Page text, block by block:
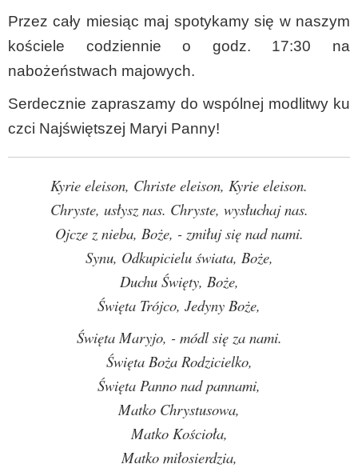
Przez cały miesiąc maj spotykamy się w naszym
kościele codziennie o godz. 17:30 na
nabożeństwach majowych.
Serdecznie zapraszamy do wspólnej modlitwy ku
czci Najświętszej Maryi Panny!
Kyrie eleison, Christe eleison, Kyrie eleison.
Chryste, usłysz nas. Chryste, wysłuchaj nas.
Ojcze z nieba, Boże, - zmiłuj się nad nami.
Synu, Odkupicielu świata, Boże,
Duchu Święty, Boże,
Święta Trójco, Jedyny Boże,
Święta Maryjo, - módl się za nami.
Święta Boża Rodzicielko,
Święta Panno nad pannami,
Matko Chrystusowa,
Matko Kościoła,
Matko miłosierdzia,